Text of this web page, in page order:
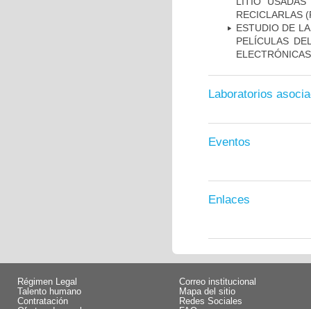
RECICLARLAS
ESTUDIO DE
PELÍCULAS
ELECTRÓNICAS
Laboratorios
Eventos
Enlaces
Régimen Legal
Talento humano
Contratación
Correo institucional
Mapa del sitio
Redes Sociales